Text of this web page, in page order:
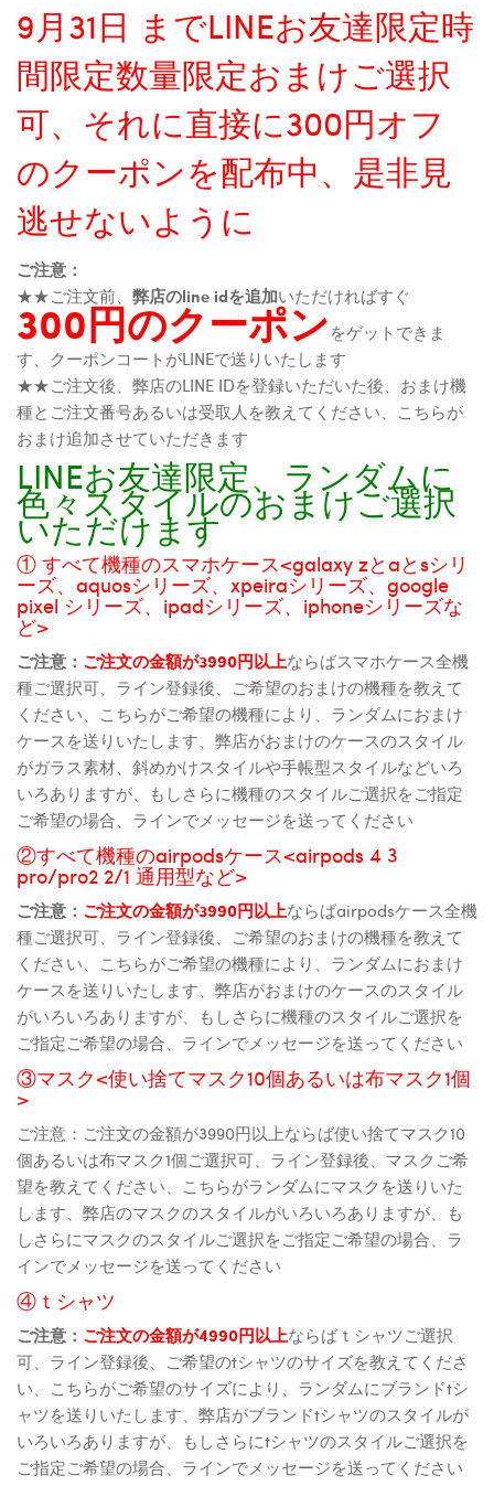
9月31日 までLINEお友達限定時
間限定数量限定おまけご選択
可、それに直接に300円オフ
のクーポンを配布中、是非見
逃せないように
ご注意：
★★ご注文前、 弊店のline idを追加いただければすぐ
300円のクーポンをゲットできま
す、クーポンコートがLINEで送りいたします
★★ご注文後、弊店のLINE IDを登録いただいた後、おまけ機
種とご注文番号あるいは受取人を教えてください、こちらが
おまけ追加させていただきます
LINEお友達限定、ランダムに
色々スタイルのおまけご選択
いただけます
① すべて機種のスマホケース<galaxy zとaとsシリ
ーズ、aquosシリーズ、xpeiraシリーズ、google
pixel シリーズ、ipadシリーズ、iphoneシリーズな
ど>
ご注意： ご注文の金額が3990円以上ならばスマホケース全機
種ご選択可、ライン登録後、ご希望のおまけの機種を教えて
ください、こちらがご希望の機種により、ランダムにおまけ
ケースを送りいたします、弊店がおまけのケースのスタイル
がガラス素材、斜めかけスタイルや手帳型スタイルなどいろ
いろありますが、もしさらに機種のスタイルご選択をご指定
ご希望の場合、ラインでメッセージを送ってください
②すべて機種のairpodsケース<airpods 4 3
pro/pro2 2/1 通用型など>
ご注意： ご注文の金額が3990円以上ならばairpodsケース全機
種ご選択可、ライン登録後、ご希望のおまけの機種を教えて
ください、こちらがご希望の機種により、ランダムにおまけ
ケースを送りいたします、弊店がおまけのケースのスタイル
がいろいろありますが、もしさらに機種のスタイルご選択を
ご指定ご希望の場合、ラインでメッセージを送ってください
③マスク<使い捨てマスク10個あるいは布マスク1個
>
ご注意：ご注文の金額が3990円以上ならば使い捨てマスク10
個あるいは布マスク1個ご選択可、ライン登録後、マスクご希
望を教えてください、こちらがランダムにマスクを送りいた
します、弊店のマスクのスタイルがいろいろありますが、も
しさらにマスクのスタイルご選択をご指定ご希望の場合、ラ
インでメッセージを送ってください
④ｔシャツ
ご注意： ご注文の金額が4990円以上ならばｔシャツご選択
可、ライン登録後、ご希望のtシャツのサイズを教えてくださ
い、こちらがご希望のサイズにより、ランダムにブランドtシ
ャツを送りいたします、弊店がブランドtシャツのスタイルが
いろいろありますが、もしさらにtシャツのスタイルご選択を
ご指定ご希望の場合、ラインでメッセージを送ってください